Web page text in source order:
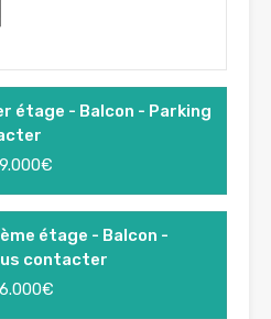
étage - Balcon - Parking
étage - Balcon -
contacter